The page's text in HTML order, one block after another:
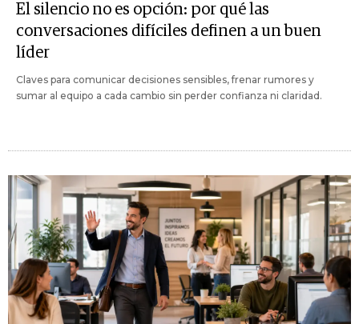
El silencio no es opción: por qué las
conversaciones difíciles definen a un buen
líder
Claves para comunicar decisiones sensibles, frenar rumores y
sumar al equipo a cada cambio sin perder confianza ni claridad.